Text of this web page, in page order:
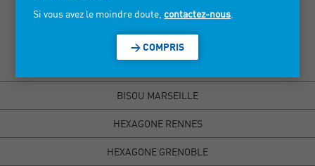
Découvrez nos salons >
BISOU MARSEILLE
HEXAGONE RENNES
HEXAGONE GRENOBLE
Si vous avez le moindre doute, contactez-nous
> COMPRIS